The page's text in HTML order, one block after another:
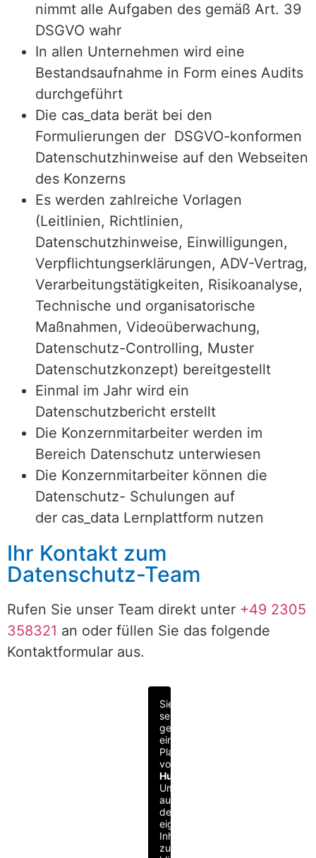
nimmt alle Aufgaben des gemäß Art. 39
DSGVO wahr
In allen Unternehmen wird eine
Bestandsaufnahme in Form eines Audits
durchgeführt
Die cas_data berät bei den
Formulierungen der DSGVO-konformen
Datenschutzhinweise auf den Webseiten
des Konzerns
Es werden zahlreiche Vorlagen
(Leitlinien, Richtlinien,
Datenschutzhinweise, Einwilligungen,
Verpflichtungserklärungen, ADV-Vertrag,
Verarbeitungstätigkeiten, Risikoanalyse,
Technische und organisatorische
Maßnahmen, Videoüberwachung,
Datenschutz-Controlling, Muster
Datenschutzkonzept) bereitgestellt
Einmal im Jahr wird ein
Datenschutzbericht erstellt
Die Konzernmitarbeiter werden im
Bereich Datenschutz unterwiesen
Die Konzernmitarbeiter können die
Datenschutz- Schulungen auf
der cas_data Lernplattform nutzen
Ihr Kontakt zum
Datenschutz-Team
Rufen Sie unser Team direkt unter +49 2305
358321 an oder füllen Sie das folgende
Kontaktformular aus.
Sie
sehen
gerade
einen
Platzhalterinhalt
von
HubSpot
Um
auf
den
eigentlichen
Inhalt
zuzugreifen,